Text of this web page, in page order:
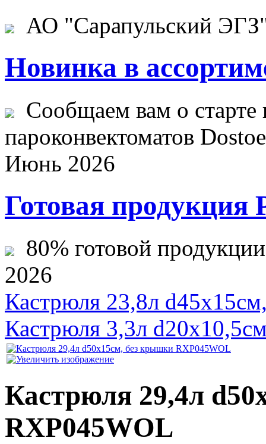
АО "Сарапульский
Новинка в
Сообщаем вам о старте
пароконвектоматов
Июнь 2026
Готовая продукция
80% готовой
2026
Кастрюля 23,8л
Кастрюля 3,3л
Кастрюля 29,4л
RXP045WOL